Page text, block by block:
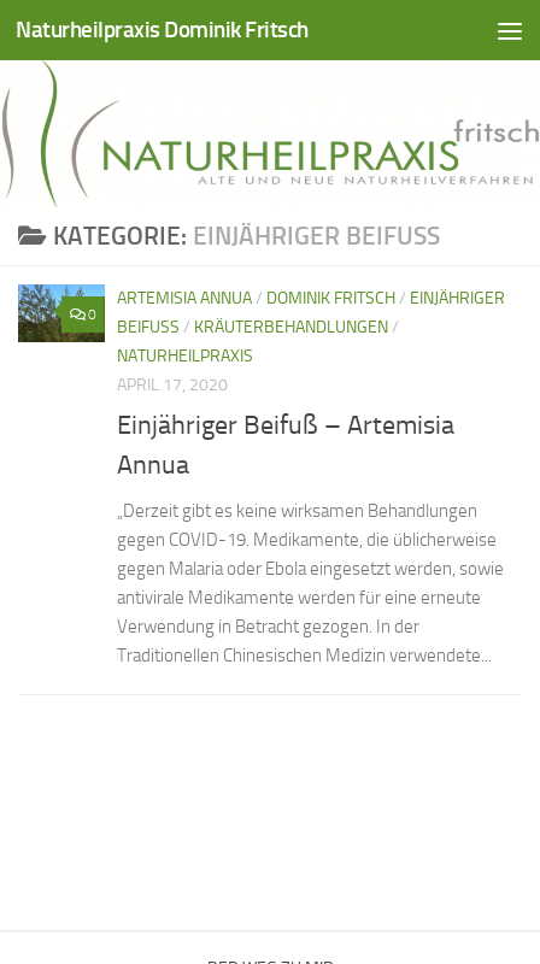
Zum Inhalt springen
Naturheilpraxis Dominik Fritsch
KATEGORIE: EINJÄHRIGER BEIFUSS
0
ARTEMISIA ANNUA/ DOMINIK FRITSCH/ EINJÄHRIGER
BEIFUSS
/ KRÄUTERBEHANDLUNGEN/
NATURHEILPRAXIS
APRIL 17, 2020
Einjähriger Beifuß – Artemisia
Annua
„Derzeit gibt es keine wirksamen Behandlungen
gegen COVID-19. Medikamente, die üblicherweise
gegen Malaria oder Ebola eingesetzt werden, sowie
antivirale Medikamente werden für eine erneute
Verwendung in Betracht gezogen. In der
Traditionellen Chinesischen Medizin verwendete...